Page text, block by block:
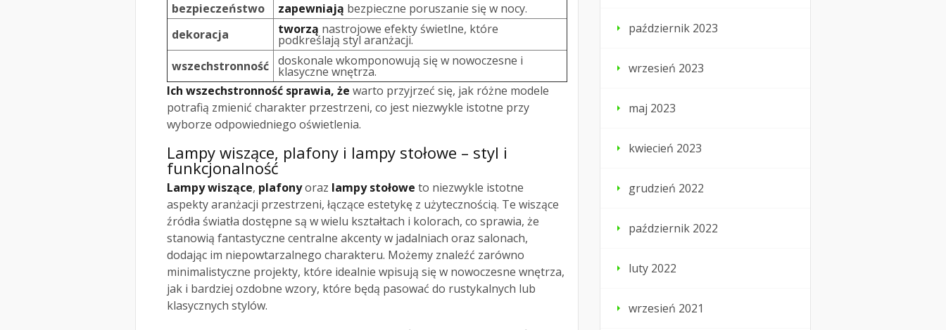
bezpieczeństwo
zapewniają bezpieczne poruszanie się w nocy.
dekoracja
tworzą nastrojowe efekty świetlne, które
podkreślają styl aranżacji.
wszechstronność doskonale wkomponowują się w nowoczesne i
klasyczne wnętrza.
Ich wszechstronność sprawia, że warto przyjrzeć się, jak różne modele
potrafią zmienić charakter przestrzeni, co jest niezwykle istotne przy
wyborze odpowiedniego oświetlenia.
Lampy wiszące, plafony i lampy stołowe – styl i
funkcjonalność
Lampy wiszące, plafonyoraz lampy stołowe to niezwykle istotne
aspekty aranżacji przestrzeni, łączące estetykę z użytecznością. Te wiszące
źródła światła dostępne są w wielu kształtach i kolorach, co sprawia, że
stanowią fantastyczne centralne akcenty w jadalniach oraz salonach,
dodając im niepowtarzalnego charakteru. Możemy znaleźć zarówno
minimalistyczne projekty, które idealnie wpisują się w nowoczesne wnętrza,
jak i bardziej ozdobne wzory, które będą pasować do rustykalnych lub
klasycznych stylów.
październik 2023
wrzesień 2023
maj 2023
kwiecień 2023
grudzień 2022
październik 2022
luty 2022
wrzesień 2021